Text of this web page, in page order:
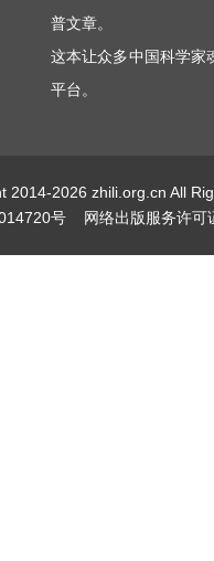
普文章。
这本让众多中国科学家
平台。
2014-2026 zhili.org.cn All
号
网络出版服务许可